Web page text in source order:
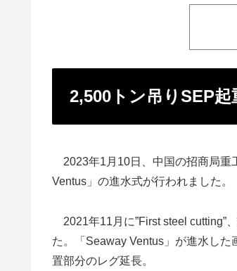
2,500トン吊りSEP
2023年1月10日、中国の招商局重
Ventus」の進水式が行われました。
2021年11月に”First steel cutting”
た。「Seaway Ventus」が進水し
置部分のレグ延長。